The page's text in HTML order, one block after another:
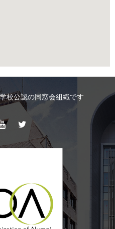
校公認の同窓会組織です